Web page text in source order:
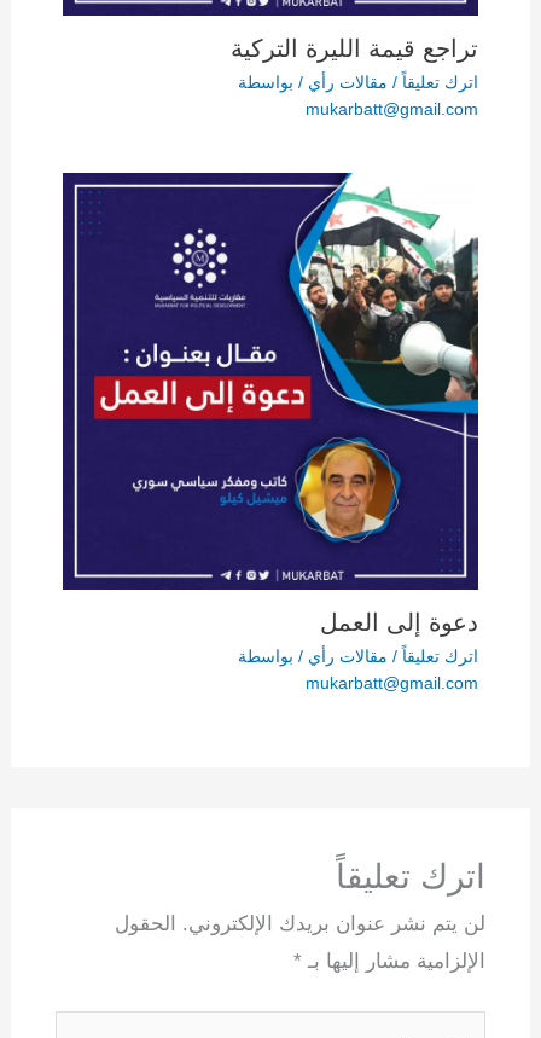
تراجع قيمة الليرة التركية
اترك تعليقاً / مقالات رأي / بواسطة
mukarbatt@gmail.com
دعوة إلى العمل
اترك تعليقاً / مقالات رأي / بواسطة
mukarbatt@gmail.com
اترك تعليقاً
لن يتم نشر عنوان بريدك الإلكتروني.
الحقول
الإلزامية مشار إليها بـ *